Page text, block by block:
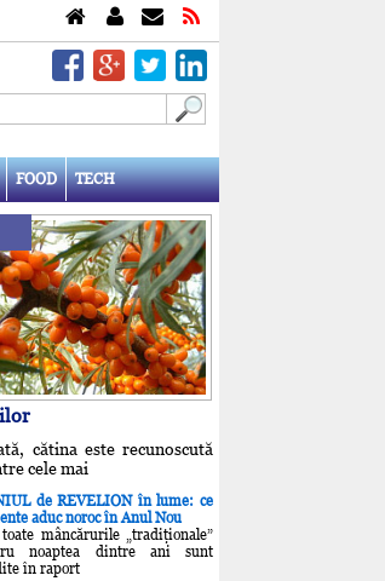
FOOD TECH
cătina este recunoscută
cele mai
de REVELION în lume: ce
aduc noroc în Anul Nou
mâncărurile „tradiţionale”
noaptea dintre ani sunt
în raport